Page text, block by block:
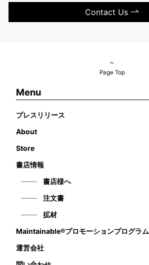
Contact Us
Page Top
Menu
プレスリリース
About
Store
書店情報
書店様へ
注文書
拡材
Maintainable®プロモーションプログラム
運営会社